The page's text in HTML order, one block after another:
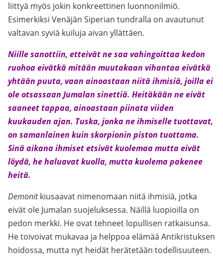
liittyä myös jokin konkreettinen luonnonilmiö.
Esimerkiksi Venäjän Siperian tundralla on avautunut
valtavan syviä kuiluja aivan yllättäen.
Niille sanottiin, etteivät ne saa vahingoittaa kedon
ruohoa eivätkä mitään muutakaan vihantaa eivätkä
yhtään puuta, vaan ainoastaan niitä ihmisiä, joilla ei
ole otsassaan Jumalan sinettiä. Heitäkään ne eivät
saaneet tappaa, ainoastaan piinata viiden
kuukauden ajan. Tuska, jonka ne ihmiselle tuottavat,
on samanlainen kuin skorpionin piston tuottama.
Sinä aikana ihmiset etsivät kuolemaa mutta eivät
löydä, he haluavat kuolla, mutta kuolema pakenee
heitä.
Demonitkiusaavat nimenomaan niitä ihmisiä, jotka
eivät ole Jumalan suojeluksessa. Näillä luopioilla on
pedon merkki. He ovat tehneet lopullisen ratkaisunsa.
He toivoivat mukavaa ja helppoa elämää Antikristuksen
hoidossa, mutta nyt heidät herätetään todellisuuteen.